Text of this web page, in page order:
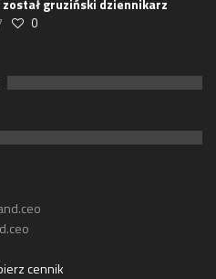
został gruziński dziennikarz
0
cennik